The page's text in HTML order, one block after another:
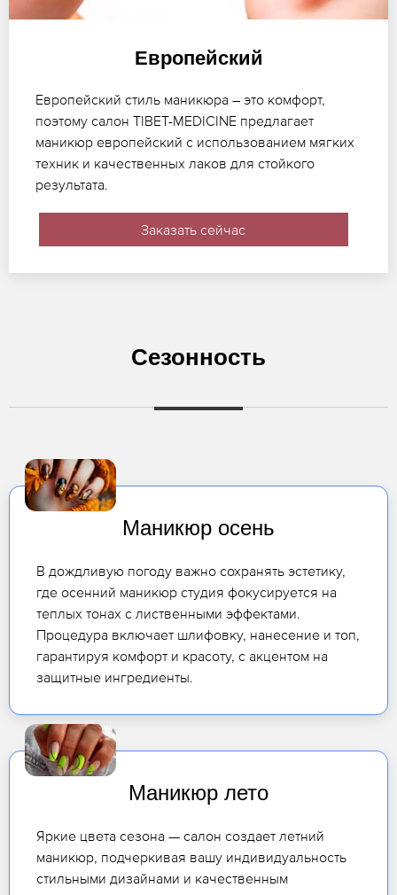
Европейский
Европейский стиль маникюра – это комфорт,
поэтому салон TIBET-MEDICINE предлагает
маникюр европейский с использованием мягких
техник и качественных лаков для стойкого
результата.
Заказать сейчас
Сезонность
Маникюр осень
В дождливую погоду важно сохранять эстетику,
где осенний маникюр студия фокусируется на
теплых тонах с лиственными эффектами.
Процедура включает шлифовку, нанесение и топ,
гарантируя комфорт и красоту, с акцентом на
защитные ингредиенты.
Маникюр лето
Яркие цвета сезона — салон создает летний
маникюр, подчеркивая вашу индивидуальность
стильными дизайнами и качественным